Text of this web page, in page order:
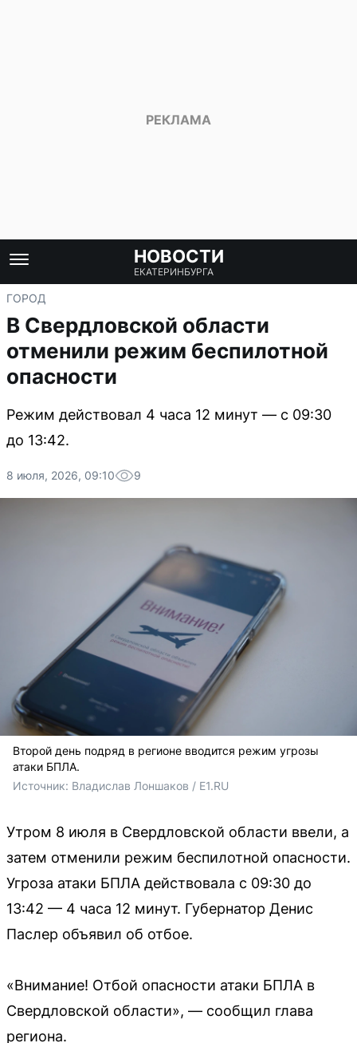
НОВОСТИ
ЕКАТЕРИНБУРГА
ГОРОД
В Свердловской области
отменили режим беспилотной
опасности
Режим действовал 4 часа 12 минут — с 09:30
до 13:42.
8 июля, 2026, 09:10 9
Второй день подряд в регионе вводится режим угрозы
атаки БПЛА.
Источник: Владислав Лоншаков / E1.RU
Утром 8 июля в Свердловской области ввели, а
затем отменили режим беспилотной опасности.
Угроза атаки БПЛА действовала с 09:30 до
13:42 — 4 часа 12 минут. Губернатор Денис
Паслер объявил об отбое.
«Внимание! Отбой опасности атаки БПЛА в
Свердловской области», — сообщил глава
региона.